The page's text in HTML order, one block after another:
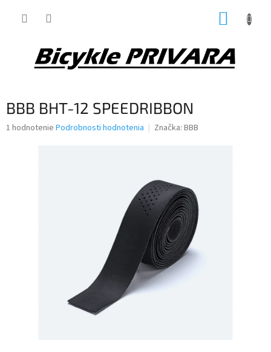
BBB BHT-12 SPEEDRIBBON
Priemerné
1 hodnotenie Podrobnosti hodnotenia Značka: BBB